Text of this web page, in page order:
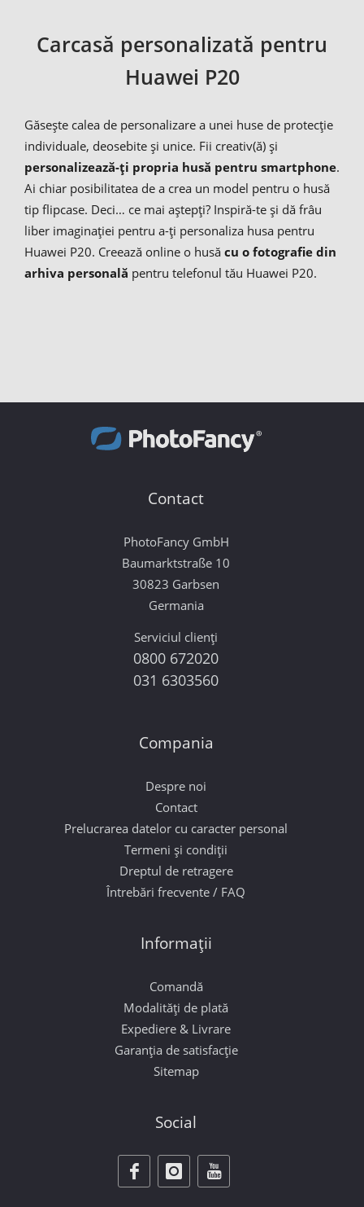
Carcasă personalizată pentru
Huawei P20
Găsește calea de personalizare a unei huse de protecție
individuale, deosebite și unice. Fii creativ(ă) și
personalizează-ți propria husă pentru smartphone.
Ai chiar posibilitatea de a crea un model pentru o husă
tip flipcase. Deci… ce mai aștepți? Inspiră-te și dă frâu
liber imaginației pentru a-ți personaliza husa pentru
Huawei P20. Creează online o husă cu o fotografie din
arhiva personală pentru telefonul tău Huawei P20.
Contact
PhotoFancy GmbH
Baumarktstraße 10
30823 Garbsen
Germania
Serviciul clienți
0800 672020
031 6303560
Compania
Despre noi
Contact
Prelucrarea datelor cu caracter personal
Termeni și condiții
Dreptul de retragere
Întrebări frecvente / FAQ
Informații
Comandă
Modalități de plată
Expediere & Livrare
Garanția de satisfacție
Sitemap
Social